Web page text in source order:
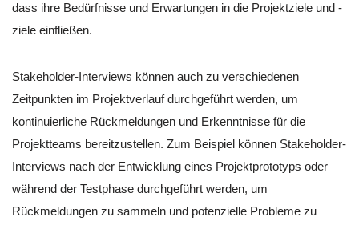
dass ihre Bedürfnisse und Erwartungen in die Projektziele und -
ziele einfließen.
Stakeholder-Interviews können auch zu verschiedenen
Zeitpunkten im Projektverlauf durchgeführt werden, um
kontinuierliche Rückmeldungen und Erkenntnisse für die
Projektteams bereitzustellen. Zum Beispiel können Stakeholder-
Interviews nach der Entwicklung eines Projektprototyps oder
während der Testphase durchgeführt werden, um
Rückmeldungen zu sammeln und potenzielle Probleme zu